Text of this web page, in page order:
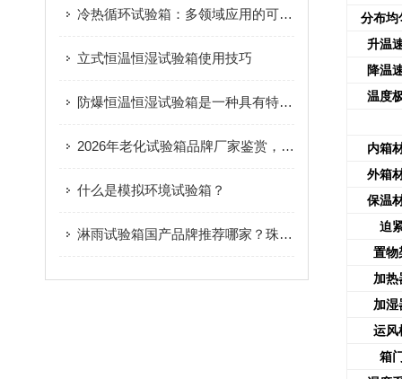
冷热循环试验箱：多领域应用的可靠性守护者
立式恒温恒湿试验箱使用技巧
防爆恒温恒湿试验箱是一种具有特殊功能和设计的试验设备
2026年老化试验箱品牌厂家鉴赏，这家东莞企业为何脱颖而出？
什么是模拟环境试验箱？
淋雨试验箱国产品牌推荐哪家？珠三角地区硬核实力的代表厂家
分布均
升温
降温
温度
内箱
外箱
保温
迫
置物
加热
加湿
运风
箱